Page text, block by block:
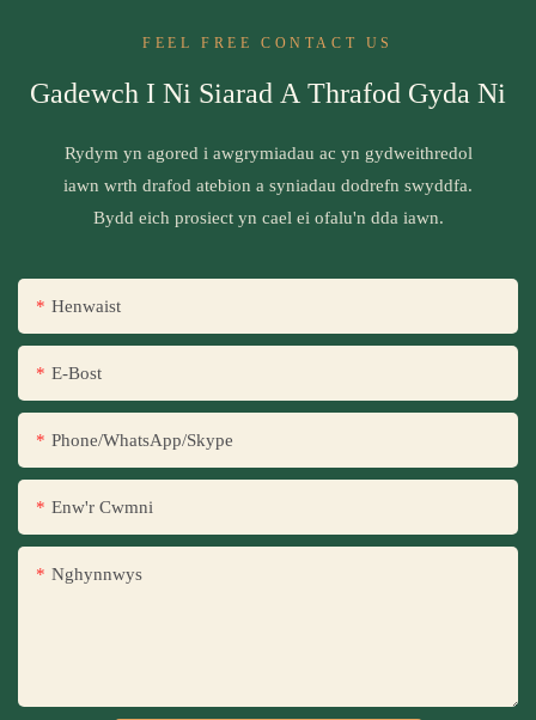
FEEL FREE CONTACT US
Gadewch I Ni Siarad A Thrafod Gyda Ni
Rydym yn agored i awgrymiadau ac yn gydweithredol
iawn wrth drafod atebion a syniadau dodrefn swyddfa.
Bydd eich prosiect yn cael ei ofalu'n dda iawn.
Henwaist
E-Bost
Phone/WhatsApp/Skype
Enw'r Cwmni
Nghynnwys